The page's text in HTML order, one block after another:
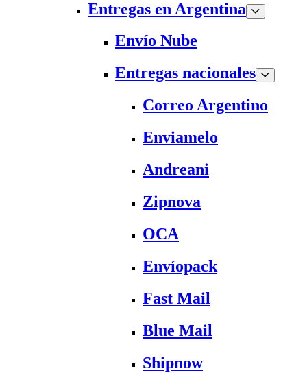
Entregas en Argentina
Envío Nube
Entregas nacionales
Correo Argentino
Enviamelo
Andreani
Zipnova
OCA
Envíopack
Fast Mail
Blue Mail
Shipnow